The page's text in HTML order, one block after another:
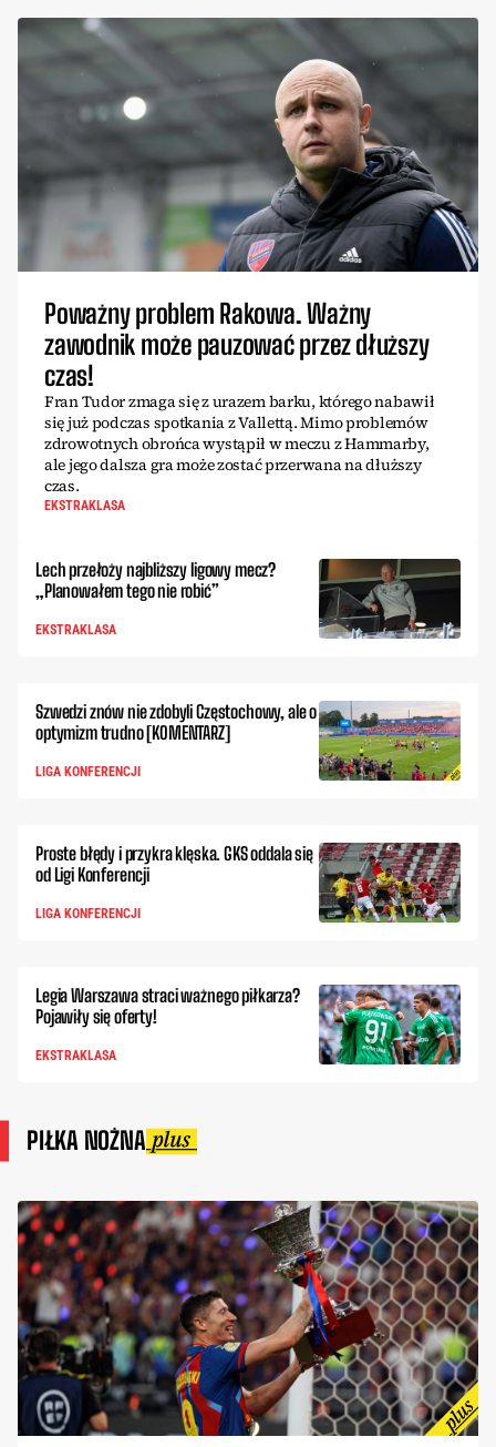
Poważny problem Rakowa. Ważny
zawodnik może pauzować przez dłuższy
czas!
Fran Tudor zmaga się z urazem barku, którego nabawił
się już podczas spotkania z Vallettą. Mimo problemów
zdrowotnych obrońca wystąpił w meczu z Hammarby,
ale jego dalsza gra może zostać przerwana na dłuższy
czas.
EKSTRAKLASA
Lech przełoży najbliższy ligowy mecz?
„Planowałem tego nie robić”
EKSTRAKLASA
Szwedzi znów nie zdobyli Częstochowy, ale o
optymizm trudno [KOMENTARZ]
LIGA KONFERENCJI
Proste błędy i przykra klęska. GKS oddala się
od Ligi Konferencji
LIGA KONFERENCJI
Legia Warszawa straci ważnego piłkarza?
Pojawiły się oferty!
EKSTRAKLASA
PIŁKA NOŻNA